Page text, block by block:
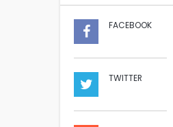
FACEBOOK
TWITTER